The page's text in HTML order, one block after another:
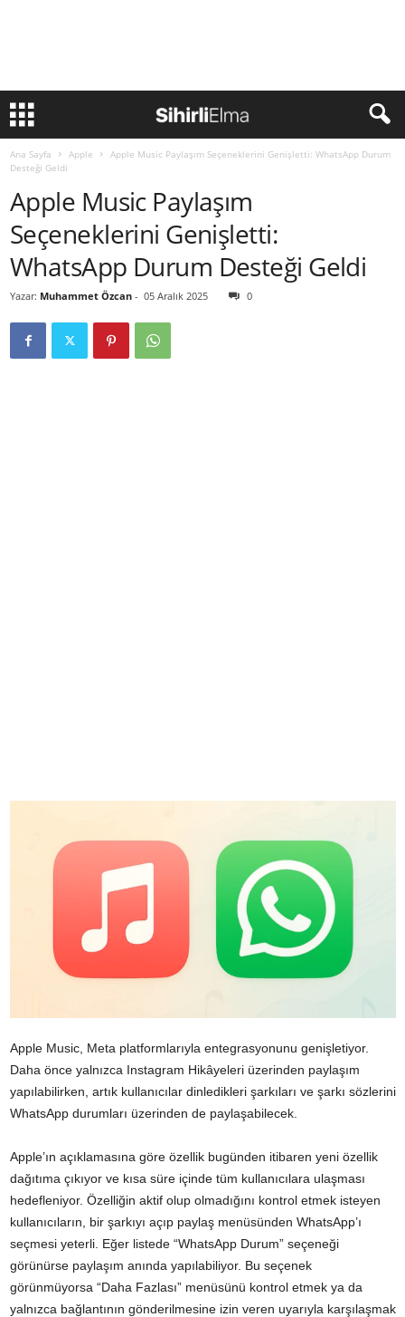
Ana Sayfa Apple
Apple Music Paylaşım Seçeneklerini Genişletti: WhatsApp Durum
Desteği Geldi
Apple Music Paylaşım
Seçeneklerini Genişletti:
WhatsApp Durum Desteği Geldi
Yazar: Muhammet Özcan - 05 Aralık 2025 0
Apple Music, Meta platformlarıyla entegrasyonunu genişletiyor.
Daha önce yalnızca Instagram Hikâyeleri üzerinden paylaşım
yapılabilirken, artık kullanıcılar dinledikleri şarkıları ve şarkı sözlerini
WhatsApp durumları üzerinden de paylaşabilecek.
Apple’ın açıklamasına göre özellik bugünden itibaren yeni özellik
dağıtıma çıkıyor ve kısa süre içinde tüm kullanıcılara ulaşması
hedefleniyor. Özelliğin aktif olup olmadığını kontrol etmek isteyen
kullanıcıların, bir şarkıyı açıp paylaş menüsünden WhatsApp’ı
seçmesi yeterli. Eğer listede “WhatsApp Durum” seçeneği
görünürse paylaşım anında yapılabiliyor. Bu seçenek
görünmüyorsa “Daha Fazlası” menüsünü kontrol etmek ya da
yalnızca bağlantının gönderilmesine izin veren uyarıyla karşılaşmak